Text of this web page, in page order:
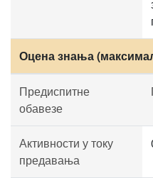
Оцена знања
Предиспитне
обавезе
Активности у току
предавања